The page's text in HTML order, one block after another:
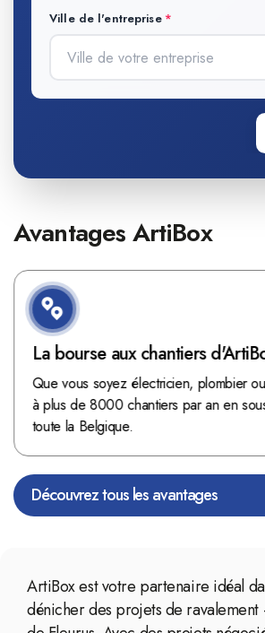
Ville de l'entreprise
Avantages ArtiBox
La bourse aux chantiers
véritable mine d'or !
Que vous soyez électricien, plombier
à plus de 8000 chantiers par an en
toute la Belgique.
Découvrez tous les avantages
ArtiBox est votre partenaire idéal
dénicher des projets de ravalement